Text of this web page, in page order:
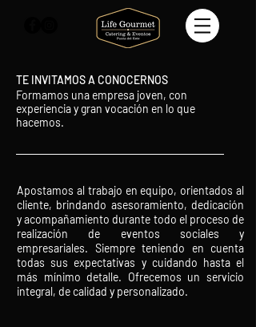
TE INVITAMOS A CONOCERNOS
Formamos una empresa joven, con
experiencia y gran vocación en lo que
hacemos.
Apostamos al trabajo en equipo, orientados al
cliente, brindando asesoramiento, dedicación
y acompañamiento durante todo el proceso de
realización de eventos sociales y
empresariales. Siempre teniendo en cuenta
todas sus expectativas y cuidando hasta el
más mínimo detalle. Ofrecemos un servicio
integral, de calidad y personalizado.